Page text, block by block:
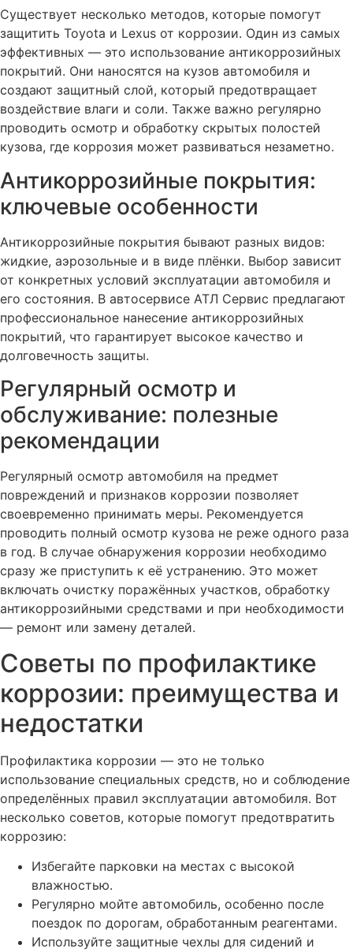
Существует несколько методов, которые помогут
защитить Toyota и Lexus от коррозии. Один из самых
эффективных — это использование антикоррозийных
покрытий. Они наносятся на кузов автомобиля и
создают защитный слой, который предотвращает
воздействие влаги и соли. Также важно регулярно
проводить осмотр и обработку скрытых полостей
кузова, где коррозия может развиваться незаметно.
Антикоррозийные покрытия:
ключевые особенности
Антикоррозийные покрытия бывают разных видов:
жидкие, аэрозольные и в виде плёнки. Выбор зависит
от конкретных условий эксплуатации автомобиля и
его состояния. В автосервисе АТЛ Сервис предлагают
профессиональное нанесение антикоррозийных
покрытий, что гарантирует высокое качество и
долговечность защиты.
Регулярный осмотр и
обслуживание: полезные
рекомендации
Регулярный осмотр автомобиля на предмет
повреждений и признаков коррозии позволяет
своевременно принимать меры. Рекомендуется
проводить полный осмотр кузова не реже одного раза
в год. В случае обнаружения коррозии необходимо
сразу же приступить к её устранению. Это может
включать очистку поражённых участков, обработку
антикоррозийными средствами и при необходимости
— ремонт или замену деталей.
Советы по профилактике
коррозии: преимущества и
недостатки
Профилактика коррозии — это не только
использование специальных средств, но и соблюдение
определённых правил эксплуатации автомобиля. Вот
несколько советов, которые помогут предотвратить
коррозию:
Избегайте парковки на местах с высокой
влажностью.
Регулярно мойте автомобиль, особенно после
поездок по дорогам, обработанным реагентами.
Используйте защитные чехлы для сидений и